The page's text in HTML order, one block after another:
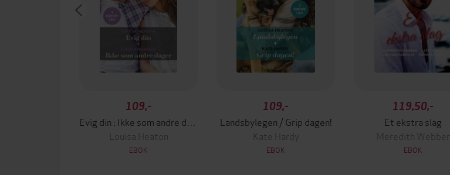
109,-
Louisa Heaton
EBOK
109,-
Landsbylegen / Grip dagen!
Kate Hardy
EBOK
119,50,-
Et ekstra slag
Meredith Webber
EBOK